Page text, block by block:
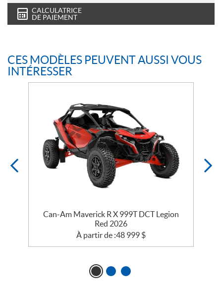
CALCULATRICE
DE PAIEMENT
CES MODÈLES PEUVENT AUSSI VOUS
INTÉRESSER
Can-Am Maverick R X 999T DCT Legion
Red 2026
À partir de :48 999 $